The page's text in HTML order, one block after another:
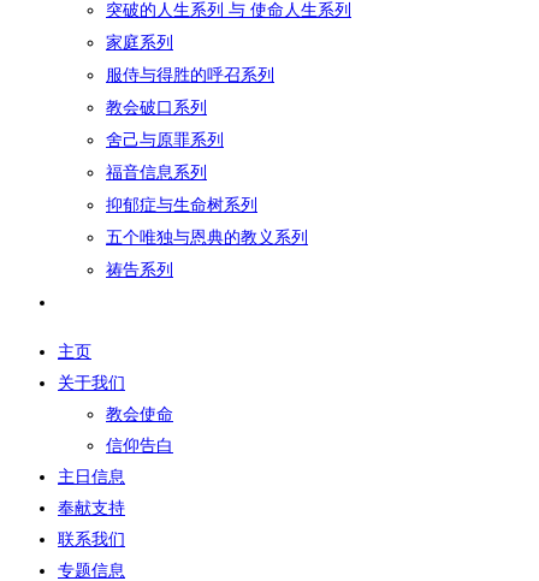
突破的人生系列 与 使命人生系列
家庭系列
服侍与得胜的呼召系列
教会破口系列
舍己与原罪系列
福音信息系列
抑郁症与生命树系列
五个唯独与恩典的教义系列
祷告系列
主页
关于我们
教会使命
信仰告白
主日信息
奉献支持
联系我们
专题信息